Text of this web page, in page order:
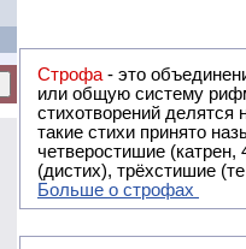
Строфа - это объединение двух
или общую систему рифм, и регулярно или периодически
стихотворений делятся на строфы и т.о. являются строфическими.
такие стихи принято называть астрофическими. Самая популярная строфа в русской поэзии -
четверостишие
(дистих), трёхстишие
Больше о строфах